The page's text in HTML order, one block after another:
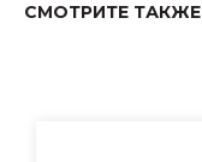
СМОТРИТЕ ТАКЖЕ